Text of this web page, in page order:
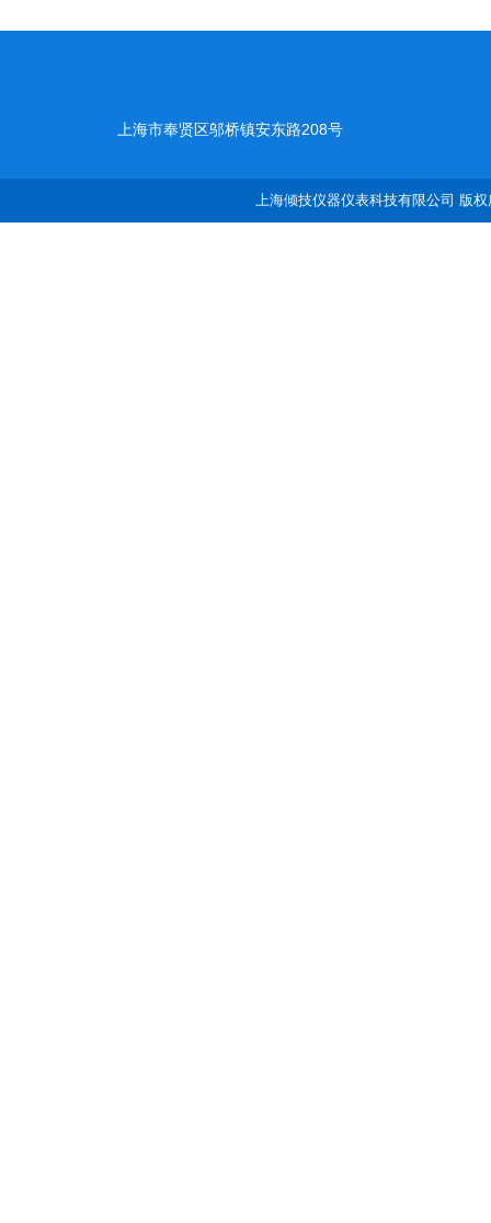
上海市奉贤区邬桥镇安东路208号
上海倾技仪器仪表科技有限公司 版